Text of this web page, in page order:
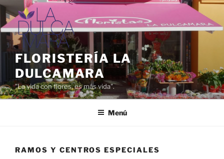
Saltar
contenido
FLORISTERÍA LA
DULCAMARA
"La vida con flores, es más vida".
Menú
RAMOS Y CENTROS ESPECIALES